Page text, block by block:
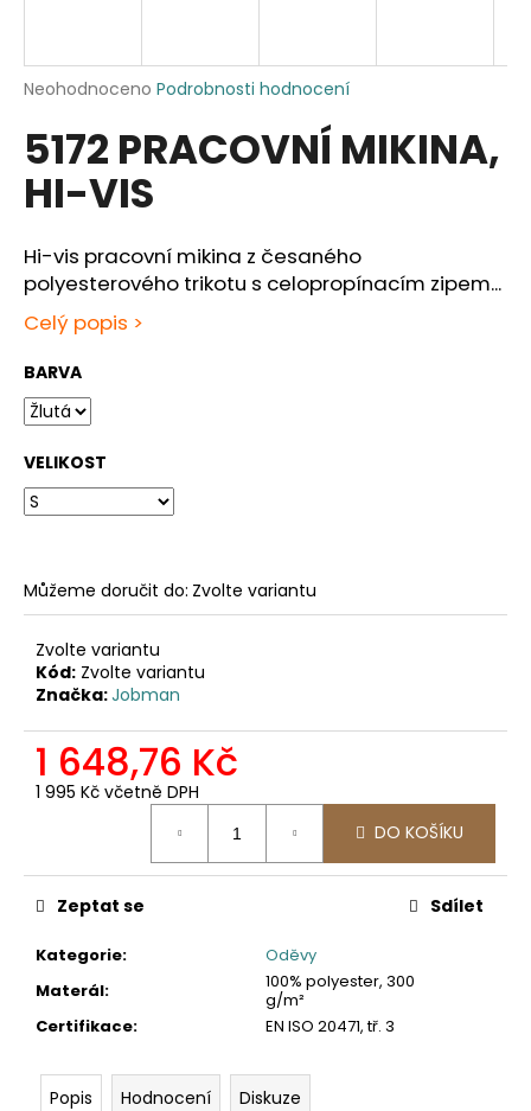
Průměrné
produktu
je
0,0
hvězdiček.
Neohodnoceno Podrobnosti hodnocení
5172 PRACOVNÍ MIKINA,
HI-VIS
Hi-vis pracovní mikina z česaného
polyesterového trikotu s celopropínacím zipem...
Celý popis >
BARVA
VELIKOST
Můžeme doručit do: Zvolte variantu
Zvolte variantu
Kód: Zvolte variantu
Značka:Jobman
1 648,76 Kč
1 995 Kč včetně DPH
DO KOŠÍKU
Kategorie:
Oděvy
Materál:
100% polyester, 300
g/m²
Certifikace: EN ISO 20471, tř. 3
Zeptat se Sdílet
Popis Hodnocení Diskuze
j
í
?
HLEDAT
D
o
p
o
r
u
j
e
m
e
2422
SOFTSHELLOVÁ
BUNDA